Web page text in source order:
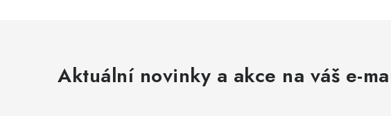
Aktuální novinky a akce na váš e-